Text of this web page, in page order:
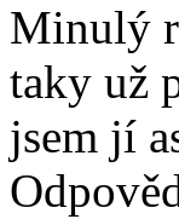
Minulý
taky už
jsem jí